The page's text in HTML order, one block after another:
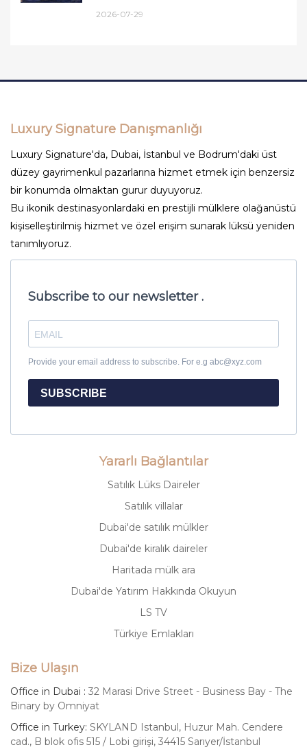
2026-07-29
Luxury Signature Danışmanlığı
Luxury Signature'da, Dubai, İstanbul ve Bodrum'daki üst
düzey gayrimenkul pazarlarına hizmet etmek için benzersiz
bir konumda olmaktan gurur duyuyoruz.
Bu ikonik destinasyonlardaki en prestijli mülklere olağanüstü
kişiselleştirilmiş hizmet ve özel erişim sunarak lüksü yeniden
tanımlıyoruz.
Subscribe to our newsletter .
Provide your email address to subscribe. For e.g abc@xyz.com
SUBSCRIBE
Yararlı Bağlantılar
Satılık Lüks Daireler
Satılık villalar
Dubai'de satılık mülkler
Dubai'de kiralık daireler
Haritada mülk ara
Dubai'de Yatırım Hakkında Okuyun
LS TV
Türkiye Emlakları
Bize Ulaşın
Office in Dubai : 32 Marasi Drive Street - Business Bay - The
Binary by Omniyat
Office in Turkey: SKYLAND Istanbul, Huzur Mah. Cendere
cad., B blok ofis 515 / Lobi girişi, 34415 Sarıyer/İstanbul